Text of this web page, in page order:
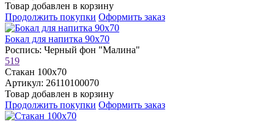
Товар добавлен в корзину
Продолжить покупки Оформить заказ
Бокал для напитка 90х70
Роспись: Черный фон "Малина"
519
Стакан 100х70
Артикул: 26110100070
Товар добавлен в корзину
Продолжить покупки Оформить заказ